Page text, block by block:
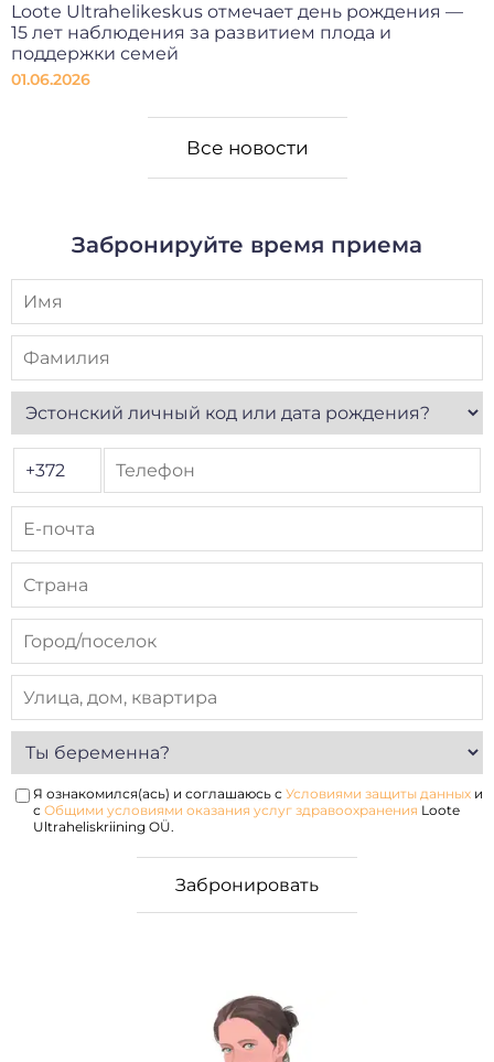
Loote Ultrahelikeskus отмечает день рождения —
15 лет наблюдения за развитием плода и
поддержки семей
01.06.2026
Все новости
Забронируйте время приема
Я ознакомился(ась) и соглашаюсь с Условиями защиты данных и
с Общими условиями оказания услуг здравоохранения Loote
Ultraheliskriining OÜ.